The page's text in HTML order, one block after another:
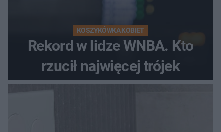
KOSZYKÓWKA KOBIET
Rekord w lidze WNBA. Kto
rzucił najwięcej trójek